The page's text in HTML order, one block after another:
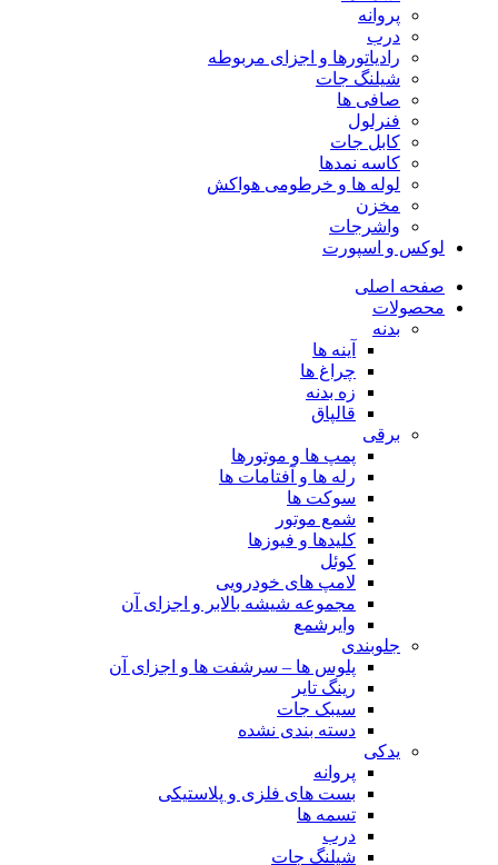
پروانه
درب
رادیاتورها و اجزای مربوطه
شیلنگ جات
صافی ها
فنرلول
کابل جات
کاسه نمدها
لوله ها و خرطومی هواکش
مخزن
واشرجات
لوکس و اسپورت
صفحه اصلی
محصولات
بدنه
آینه ها
چراغ ها
زه بدنه
قالپاق
برقی
پمپ ها و موتورها
رله ها و آفتامات ها
سوکت ها
شمع موتور
کلیدها و فیوزها
کوئل
لامپ های خودرویی
مجموعه شیشه بالابر و اجزای آن
وایرشمع
جلوبندی
پلوس ها – سرشفت ها و اجزای آن
رینگ تایر
سیبک جات
دسته بندی نشده
یدکی
پروانه
بست های فلزی و پلاستیکی
تسمه ها
درب
شیلنگ جات